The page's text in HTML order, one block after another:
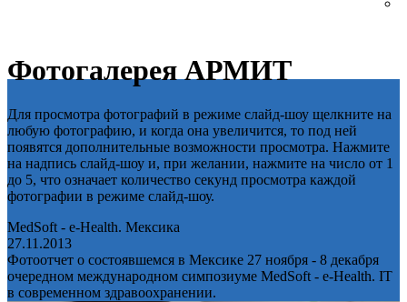
Фотогалерея АРМИТ
Для просмотра фотографий в режиме слайд-шоу щелкните на
любую фотографию, и когда она увеличится, то под ней
появятся дополнительные возможности просмотра. Нажмите
на надпись слайд-шоу и, при желании, нажмите на число от 1
до 5, что означает количество секунд просмотра каждой
фотографии в режиме слайд-шоу.
MedSoft - e-Health. Мексика
27.11.2013
Фотоотчет о состоявшемся в Мексике 27 ноября - 8 декабря
очередном международном симпозиуме MedSoft - e-Health. IT
в современном здравоохранении.